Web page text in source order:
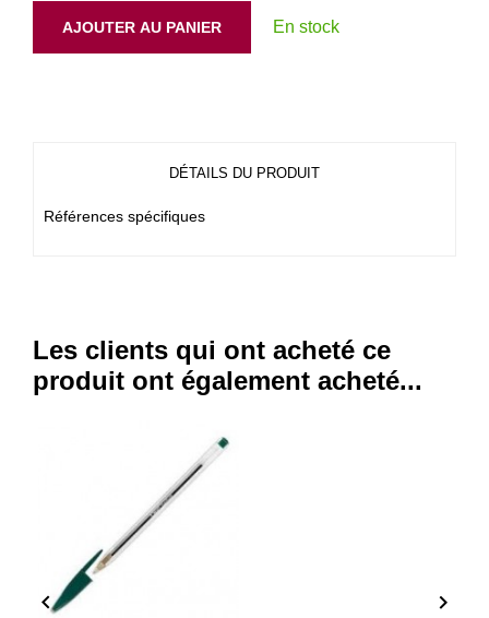
AJOUTER AU PANIER En stock
DÉTAILS DU PRODUIT
Références spécifiques
Les clients qui ont acheté ce
produit ont également acheté...
 